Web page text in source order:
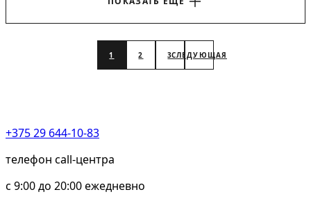
1 2 3СЛЕДУЮЩАЯ
+375 29 644-10-83
телефон call-центра
c 9:00 до 20:00 ежедневно